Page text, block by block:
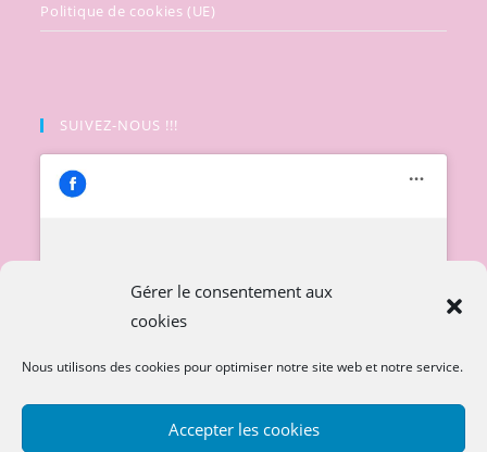
Gérer le consentement aux
cookies
Nous utilisons des cookies pour optimiser notre site web et notre service.
Accepter les cookies
Politique de cookies (UE)
SUIVEZ-NOUS !!!
Cliquez pour accepter les cookies
marketing et activer ce contenu